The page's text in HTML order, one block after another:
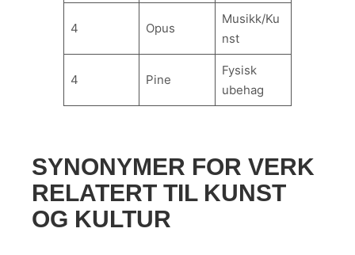
4 Opus
Musikk/Ku
nst
4 Pine
Fysisk
ubehag
SYNONYMER FOR VERK
RELATERT TIL KUNST
OG KULTUR